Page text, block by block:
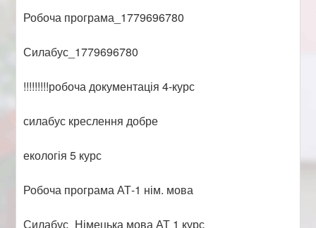
Робоча програма_1779696780
Силабус_1779696780
!!!!!!!!!робоча документація 4-курс
силабус креслення добре
екологія 5 курс
Робоча програма АТ-1 нім. мова
Силабус_Німецька мова АТ 1 курс